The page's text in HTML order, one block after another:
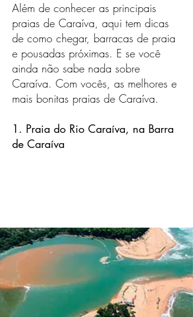
Além de conhecer as principais
praias de Caraíva, aqui tem dicas
de como chegar, barracas de praia
e pousadas próximas. E se você
ainda não sabe nada sobre
Caraíva. Com vocês, as melhores e
mais bonitas praias de Caraíva.
1. Praia do Rio Caraíva, na Barra
de Caraíva